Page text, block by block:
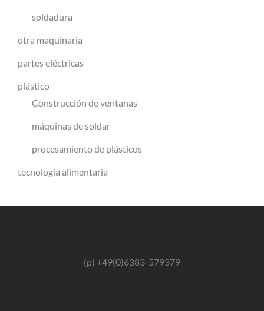
soldadura
otra maquinaria
partes eléctricas
plástico
Construcción de ventanas
máquinas de soldar
procesamiento de plásticos
tecnología alimentaria
(p) +49(0)6383-579379